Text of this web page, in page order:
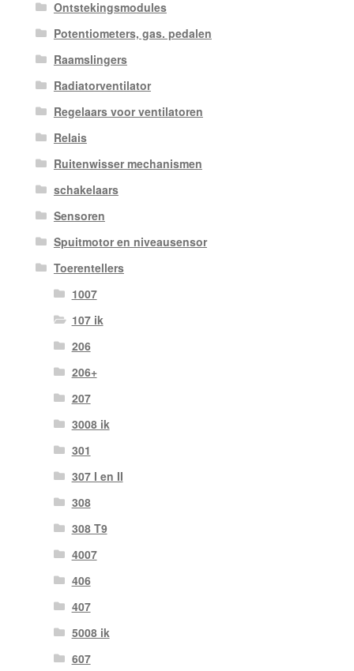
Ontstekingsmodules
Potentiometers, gas. pedalen
Raamslingers
Radiatorventilator
Regelaars voor ventilatoren
Relais
Ruitenwisser mechanismen
schakelaars
Sensoren
Spuitmotor en niveausensor
Toerentellers
1007
107 ik
206
206+
207
3008 ik
301
307 I en II
308
308 T9
4007
406
407
5008 ik
607